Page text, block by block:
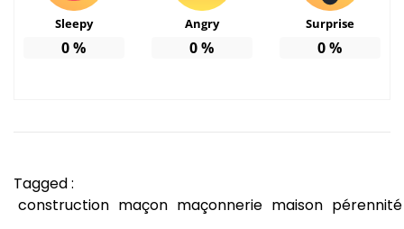
Sleepy
0%
Angry
0%
Surprise
0%
Tagged :
construction maçon maçonnerie maison pérennité